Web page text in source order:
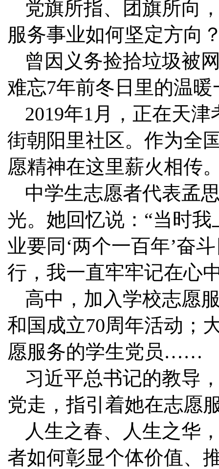
党旗所指、团旗所向
服务事业如何坚定方向
曾因义务捡拾垃圾被
难忘7年前冬日里的温暖
2019年1月，正在天
街朝阳里社区。作为全
愿精神在这里薪火相传
中学生志愿者代表孟
光。她回忆说：“当时
业要同‘两个一百年’奋
行，我一直牢牢记在心
高中，加入学校志愿
和国成立70周年活动；
愿服务的学生党员……
习近平总书记的教导
党走，指引着她在志愿
人生之春、人生之华
者如何彰显个体价值、